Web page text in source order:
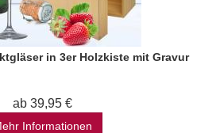
in 3er Holzkiste mit Gravur
ab 39,95 €
Informationen